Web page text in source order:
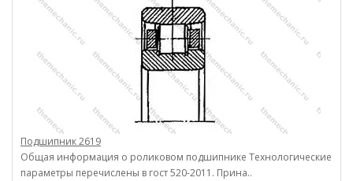
Подшипник 2619
Общая информация о роликовом подшипнике Технологические
параметры перечислены в гост 520-2011. Прина..